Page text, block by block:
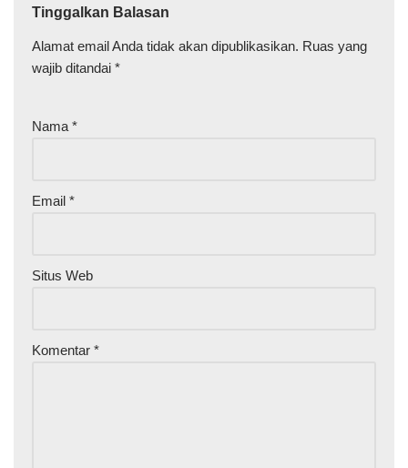
Tinggalkan Balasan
Alamat email Anda tidak akan dipublikasikan. Ruas yang
wajib ditandai *
Nama *
Email *
Situs Web
Komentar *